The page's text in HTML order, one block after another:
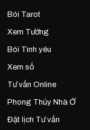
Bói Tarot
Xem Tướng
Bói Tình yêu
Xem số
Tư vấn Online
Phong Thủy Nhà Ở
Đặt lịch Tư vấn